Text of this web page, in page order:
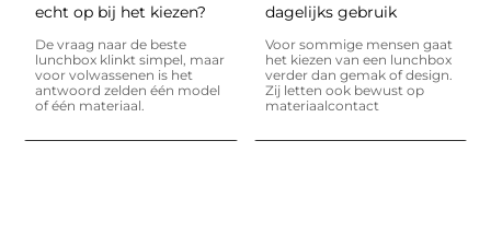
echt op bij het kiezen?
De vraag naar de beste
lunchbox klinkt simpel, maar
voor volwassenen is het
antwoord zelden één model
of één materiaal.
dagelijks gebruik
Voor sommige mensen gaat
het kiezen van een lunchbox
verder dan gemak of design.
Zij letten ook bewust op
materiaalcontact